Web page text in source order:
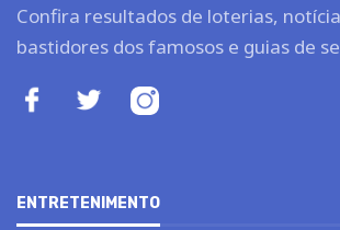
Confira resultados de loterias,
bastidores dos famosos e guias de
ENTRETENIMENTO